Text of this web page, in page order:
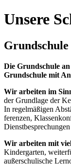
Unsere
Die Grundschule
Grundschule mit
Wir arbeiten im
der Grundlage der
In regelmäßigen
ferenzen,
Wir arbeiten mit
Kindergarten,
außerschulische